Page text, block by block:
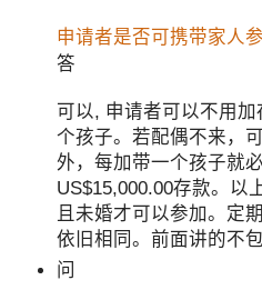
申请者是否可携带家人
答
可以, 申请者可以不用
个孩子。若配偶不来，
外，每加带一个孩子就
US$15,000.00存款。以
且未婚才可以参加。定
依旧相同。前面讲的不
问